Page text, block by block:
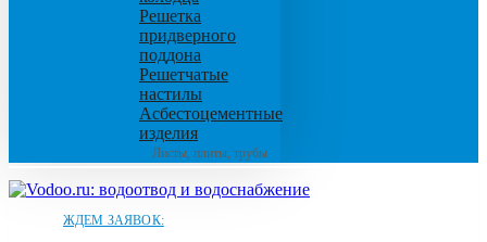
Решетка
придверного
поддона
Решетчатые
настилы
Асбестоцементные
изделия
Листы, плиты, трубы
ЖДЕМ ЗАЯВОК: